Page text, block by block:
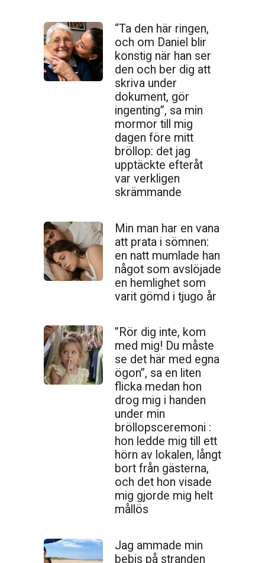
“Ta den här ringen,
och om Daniel blir
konstig när han ser
den och ber dig att
skriva under
dokument, gör
ingenting”, sa min
mormor till mig
dagen före mitt
bröllop: det jag
upptäckte efteråt
var verkligen
skrämmande
Min man har en vana
att prata i sömnen:
en natt mumlade han
något som avslöjade
en hemlighet som
varit gömd i tjugo år
”Rör dig inte, kom
med mig! Du måste
se det här med egna
ögon”, sa en liten
flicka medan hon
drog mig i handen
under min
bröllopsceremoni :
hon ledde mig till ett
hörn av lokalen, långt
bort från gästerna,
och det hon visade
mig gjorde mig helt
mållös
Jag ammade min
bebis på stranden